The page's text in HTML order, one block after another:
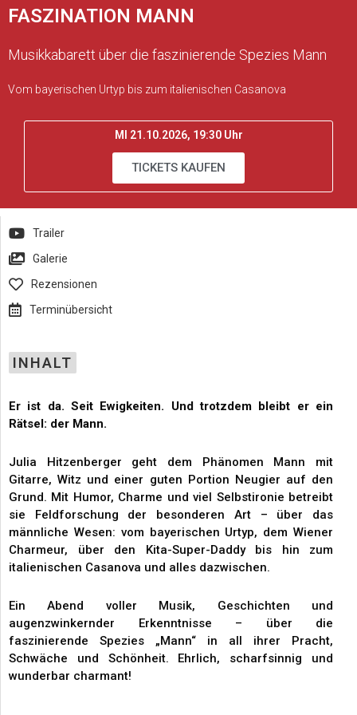
FASZINATION MANN
Musikkabarett über die faszinierende Spezies Mann
Vom bayerischen Urtyp bis zum italienischen Casanova
MI 21.10.2026, 19:30 Uhr
TICKETS KAUFEN
INHALT
Trailer
Galerie
Rezensionen
Terminübersicht
Er ist da. Seit Ewigkeiten. Und trotzdem bleibt er ein
Rätsel: der Mann.
Julia Hitzenberger geht dem Phänomen Mann mit
Gitarre, Witz und einer guten Portion Neugier auf den
Grund. Mit Humor, Charme und viel Selbstironie betreibt
sie Feldforschung der besonderen Art – über das
männliche Wesen: vom bayerischen Urtyp, dem Wiener
Charmeur, über den Kita-Super-Daddy bis hin zum
italienischen Casanova und alles dazwischen.
Ein Abend voller Musik, Geschichten und
augenzwinkernder Erkenntnisse – über die
faszinierende Spezies „Mann“ in all ihrer Pracht,
Schwäche und Schönheit. Ehrlich, scharfsinnig und
wunderbar charmant!